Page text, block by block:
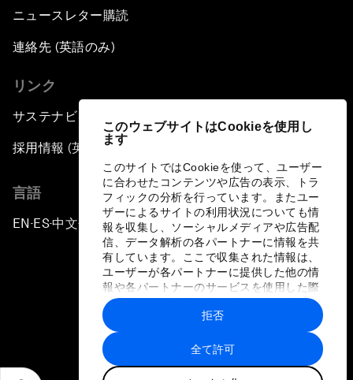
このウェブサイトはCookieを使用し
ます
このサイトではCookieを使って、ユーザー
に合わせたコンテンツや広告の表示、トラ
フィックの分析を行っています。またユー
ザーによるサイトの利用状況についても情
報を収集し、ソーシャルメディアや広告配
信、データ解析の各パートナーに情報を共
有しています。ここで収集された情報は、
ユーザーが各パートナーに提供した他の情
報や各パートナーのサービスを使用した際
に収集された情報と組み合わされ、各パー
トナーによって使用されることがありま
す。
全て許可
拒否
ニュースレター購読
連絡先 (英語のみ)
リンク
サステナビリティへの取り組み
採用情報 (英語のみ)
言語
EN ▪ES▪中文▪ 日本語
プライバシーポリシーと利用規約
サイトマップ